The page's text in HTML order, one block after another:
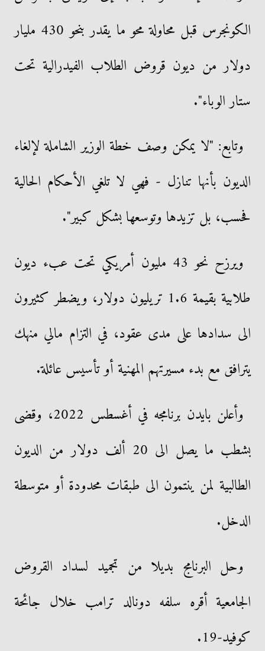
الكونجرس قبل محاولة محو ما يقدر بنحو 430 مليار
دولار من ديون قروض الطلاب الفيدرالية تحت
ستار الوباء".
وتابع: "لا يمكن وصف خطة الوزير الشاملة لإلغاء
الديون بأنها تنازل - فهي لا تلغي الأحكام الحالية
فحسب، بل تزيدها وتوسعها بشكل كبير".
ويرزح نحو 43 مليون أمريكي تحت عبء ديون
طلابية بقيمة 1.6 تريليون دولار، ويضطر كثيرون
الى سدادها على مدى عقود، في التزام مالي منهك
يترافق مع بدء مسيرتهم المهنية أو تأسيس عائلة.
وأعلن بايدن برنامجه في أغسطس 2022، وقضى
بشطب ما يصل الى 20 ألف دولار من الديون
الطالبية لمن ينتمون الى طبقات محدودة أو متوسطة
الدخل.
وحل البرنامج بديلا من تجميد لسداد القروض
الجامعية أقره سلفه دونالد ترامب خلال جائحة
كوفيد-19.